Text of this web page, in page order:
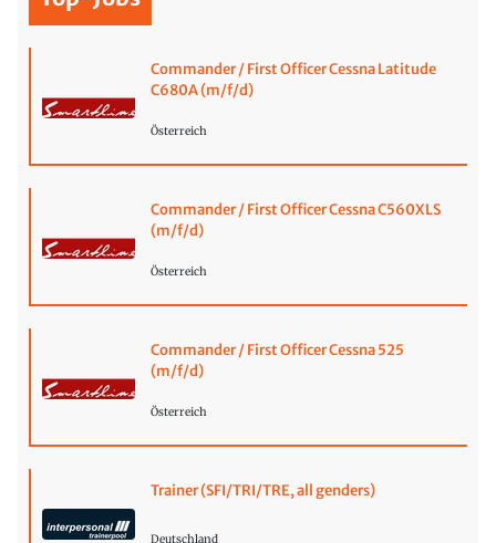
Commander / First Officer Cessna Latitude
C680A (m/f/d)
Österreich
Commander / First Officer Cessna C560XLS
(m/f/d)
Österreich
Commander / First Officer Cessna 525
(m/f/d)
Österreich
Trainer (SFI/TRI/TRE, all genders)
Deutschland